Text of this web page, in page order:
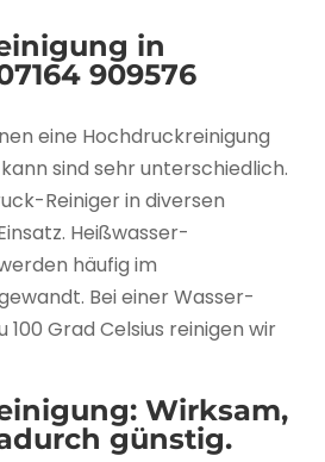
in
909576
eine Hochdruckreinigung
sind sehr unterschiedlich.
Reiniger in diversen
Heißwasser-
häufig im
Bei einer Wasser-
100 Grad Celsius reinigen wir
Wirksam,
günstig.